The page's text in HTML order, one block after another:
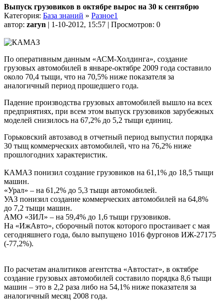
Выпуск грузовиков в октябре вырос на 30 к сентябрю
Категория: База знаний » Разное1
автор: zaryn | 1-10-2012, 15:57 | Просмотров: 0
По оперативным данным «АСМ-Холдинга», создание
грузовых автомобилей в январе-октябре 2009 года составило
около 70,4 тыщи, что на 70,5% ниже показателя за
аналогичный период прошедшего года.
Падение производства грузовых автомобилей вышло на всех
предприятиях, при всем этом выпуск грузовиков зарубежных
моделей снизилось на 67,2% до 5,2 тыщи единиц.
Горьковский автозавод в отчетный период выпустил порядка
30 тыщ коммерческих автомобилей, что на 76,2% ниже
прошлогодних характеристик.
КАМАЗ понизил создание грузовиков на 61,1% до 18,5 тыщи
машин.
«Урал» – на 61,2% до 5,3 тыщи автомобилей.
УАЗ понизил создание коммерческих автомобилей на 64,8%
до 7,2 тыщи машин.
АМО «ЗИЛ» – на 59,4% до 1,6 тыщи грузовиков.
На «ИжАвто», сборочный поток которого простаивает с мая
сегодняшнего года, было выпущено 1016 фургонов ИЖ-27175
(-77,2%).
По расчетам аналитиков агентства «Автостат», в октябре
создание грузовых автомобилей составило порядка 8,6 тыщи
машин – это в 2,2 раза либо на 54,1% ниже показателя за
аналогичный месяц 2008 года.